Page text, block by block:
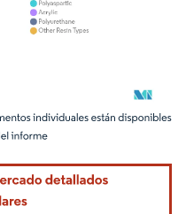
atribución según CC BY 4.0.